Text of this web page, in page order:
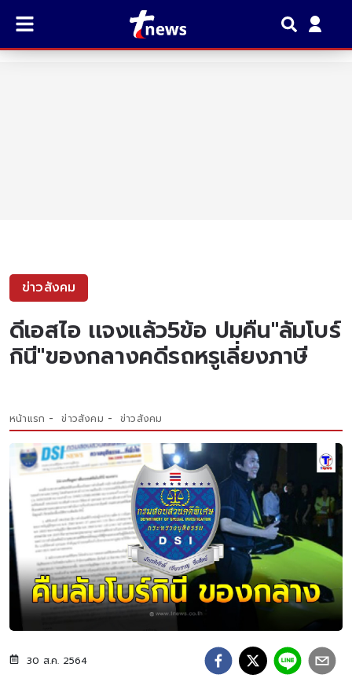
ข่าวสังคม
ดีเอสไอ เเจงเเล้ว5ข้อ ปมคืน"ลัมโบร์
กินี"ของกลางคดีรถหรูเลี่ยงภาษี
หน้าแรก ข่าวสังคม ข่าวสังคม
30 ส.ค. 2564